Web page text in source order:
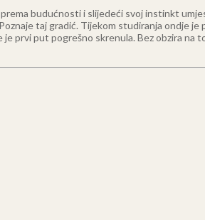
budućnosti i slijedeći svoj instinkt
taj gradić. Tijekom studiranja ondje je
prvi put pogrešno skrenula. Bez obzira na